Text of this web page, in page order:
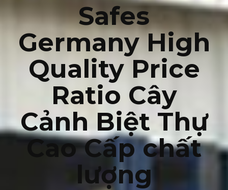
Safes
Germany High
Quality Price
Ratio Cây
Cảnh Biệt Thự
Cao Cấp chất
lượng